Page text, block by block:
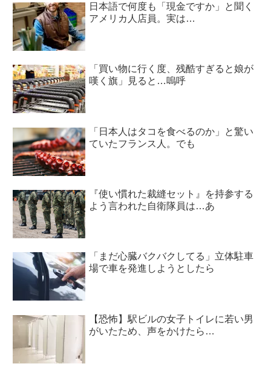
日本語で何度も「現金ですか」と聞く
アメリカ人店員。実は…
「買い物に行く度、残酷すぎると娘が
嘆く旗」見ると…嗚呼
「日本人はタコを食べるのか」と驚い
ていたフランス人。でも
『使い慣れた裁縫セット』を持参する
よう言われた自衛隊員は…あ
「まだ心臓バクバクしてる」立体駐車
場で車を発進しようとしたら
【恐怖】駅ビルの女子トイレに若い男
がいたため、声をかけたら…